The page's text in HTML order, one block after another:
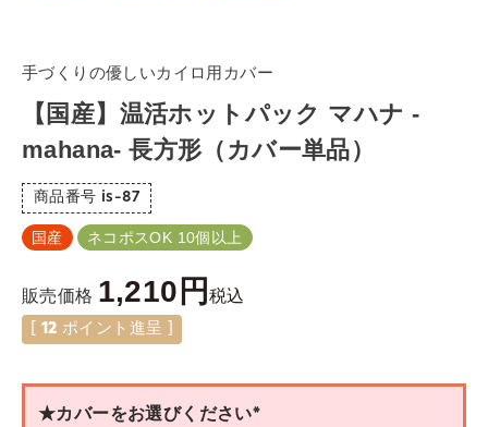
手づくりの優しいカイロ用カバー
【国産】温活ホットパック マハナ -
mahana- 長方形（カバー単品）
商品番号 is-87
国産 ネコポスOK 10個以上
販売価格 1,210 税込
12 ポイント進呈 ]
★カバーをお選びください